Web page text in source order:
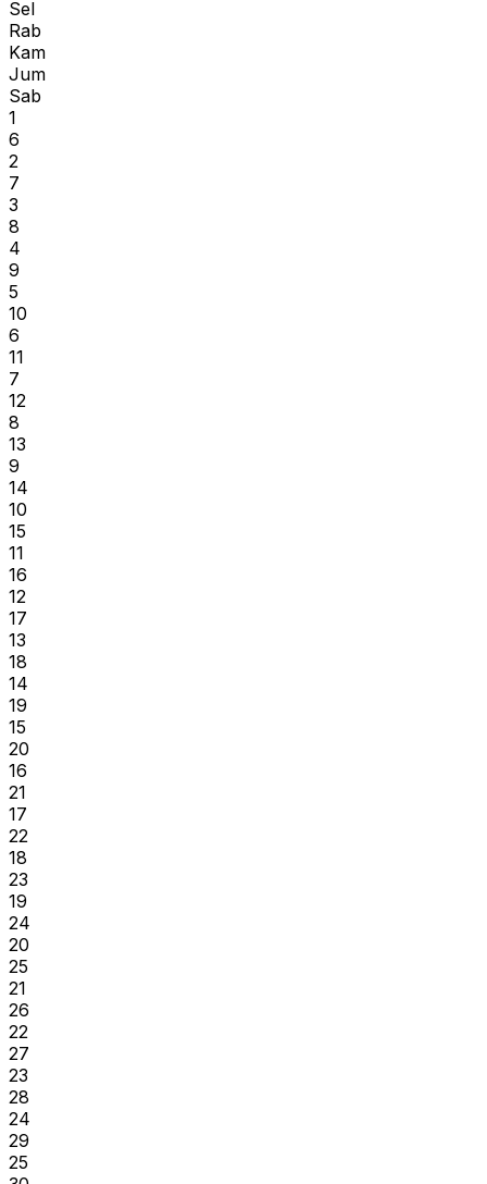
Sel
Rab
Kam
Jum
Sab
1
6
2
7
3
8
4
9
5
10
6
11
7
12
8
13
9
14
10
15
11
16
12
17
13
18
14
19
15
20
16
21
17
22
18
23
19
24
20
25
21
26
22
27
23
28
24
29
25